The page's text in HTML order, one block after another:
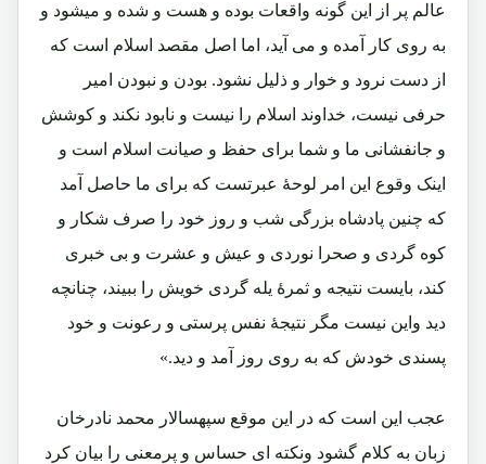
عالم پر از این گونه واقعات بوده و هست و شده و میشود و
به روی کار آمده و می آید، اما اصل مقصد اسلام است که
از دست نرود و خوار و ذلیل نشود. بودن و نبودن امیر
حرفی نیست، خداوند اسلام را نیست و نابود نکند و کوشش
و جانفشانی ما و شما برای حفظ و صیانت اسلام است و
اینک وقوع این امر لوحۀ عبرتست که برای ما حاصل آمد
که چنین پادشاه بزرگی شب و روز خود را صرف شکار و
کوه گردی و صحرا نوردی و عیش و عشرت و بی خبری
کند، بایست نتیجه و ثمرۀ یله گردی خویش را ببیند، چنانچه
دید واین نیست مگر نتیجۀ نفس پرستی و رعونت و خود
پسندی خودش که به روی روز آمد و دید.»
عجب این است که در این موقع سپهسالار محمد نادرخان
زبان به کلام گشود ونکته ای حساس و پرمعنی را بیان کرد